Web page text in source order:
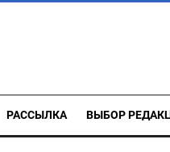
РАССЫЛКА ВЫБОР